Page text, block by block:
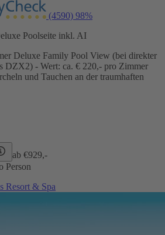
(4590) 98%
Poolseite inkl. AI
Deluxe Family Pool View (bei direkter
DZX2) - Wert: ca. € 220,- pro Zimmer
und Tauchen an der traumhaften
ab €929,-
Person
Resort & Spa